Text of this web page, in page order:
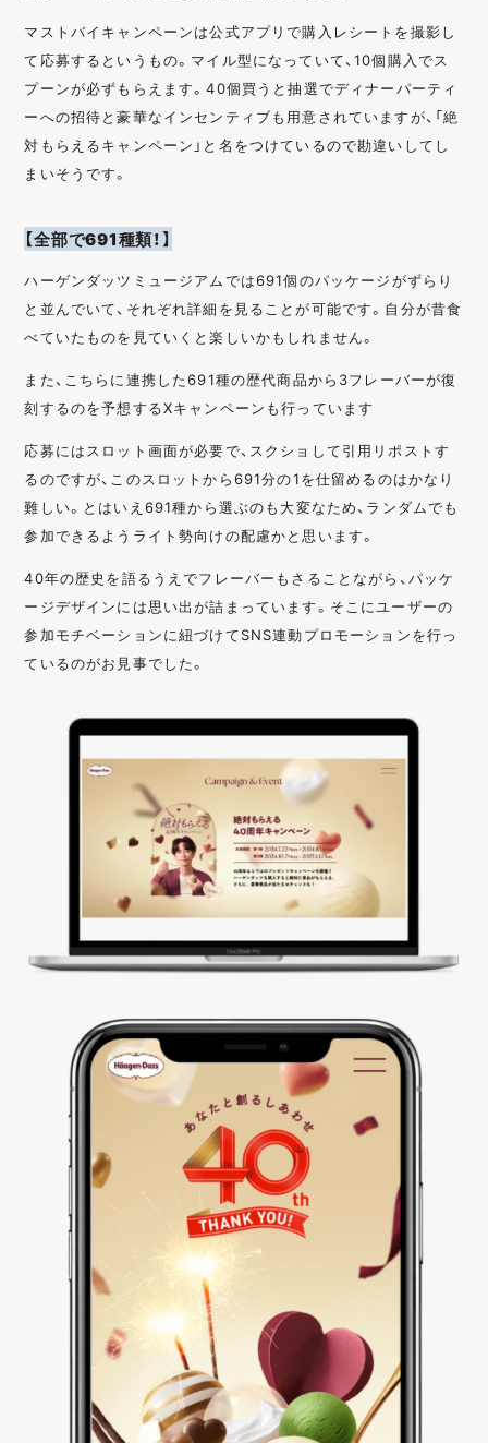
マストバイキャンペーンは公式アプリで購入レシートを撮影し
て応募するというもの。マイル型になっていて、10個購入でス
プーンが必ずもらえます。40個買うと抽選でディナーパーティ
ーへの招待と豪華なインセンティブも用意されていますが、「絶
対もらえるキャンペーン」と名をつけているので勘違いしてし
まいそうです。
【全部で691種類！】
ハーゲンダッツミュージアムでは691個のパッケージがずらり
と並んでいて、それぞれ詳細を見ることが可能です。自分が昔食
べていたものを見ていくと楽しいかもしれません。
また、こちらに連携した691種の歴代商品から3フレーバーが復
刻するのを予想するXキャンペーンも行っています
応募にはスロット画面が必要で、スクショして引用リポストす
るのですが、このスロットから691分の1を仕留めるのはかなり
難しい。とはいえ691種から選ぶのも大変なため、ランダムでも
参加できるようライト勢向けの配慮かと思います。
40年の歴史を語るうえでフレーバーもさることながら、パッケ
ージデザインには思い出が詰まっています。そこにユーザーの
参加モチベーションに紐づけてSNS連動プロモーションを行っ
ているのがお見事でした。